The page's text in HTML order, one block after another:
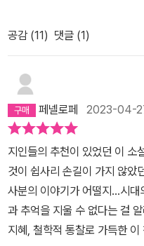
여 속마음을 털어놓기 위해서
손가락 하나를 공중에 세웠다.'
막 부분에 니즈니노브고로드
그러고보면, 호텔에 평생 갇혀
의적으로 택한 것이 아니었을
이 원하는 곳이면 그곳이 어디
으며, 떠나고 싶을때 떠날 수
이를 먹으면서 백작의 멋진 옷
서 입는 장면이 나온다. 얼마전
을 언급해서만은 아니고,노회
지 않는 무엇이어야 한다. 또
의 첫 일기 내용으로 돌아오자
움을 거부하는 태도는 틀려먹
지만 차마 놓지 못했던 것을 이
나 싶어진다. 이런 나 자신이
됐다. 그러나 이제는 배움을
수용하는 중이다. 백작이 니
었듯이.​이 밖에도 하고 싶은
는 끝이 없을 듯하다. 헌데 미
는 구시대의 마지막 신사로
키 식당에서 웨이터 주임으로
문명의 발전을 찬양하지만 반
는 서비스야말로 인간 삶의 근
마 노동해방을 꿈꾸는 볼셰비
시키라고 주장했을 지도 모를
언 반스는 자신의 저작 <소음
았던 천재 음악가 드미트리 쇼
냈다. 그런 반스와는 상대적으
그려냈다. 히틀러를 상대로 한
는, 자신이 경험해보지 못해
때문에 당한 일을 일종의 치욕
난 이 장면을 이해할 수 있을
비숍이란 웨이터, 나중에 차례
그렇지만) 백작과 정 반대의 자
면 나도 그랬다. 책을 읽으면서
정도를 알아두면 참 좋겠다. 조
싸구려 칠레 와인이라도 한 병
심을 잡아야지. 우리나라 사람
터 와인 열풍이 부는 듯했지만,
리 떨어져 있어 그런지 무식한
토프에게 소피야는 친딸만큼
라는 감옥에서 '옥살이'를 해야
삶을 산 셈이다. 말만 잘 듣고
지 호텔에서 안정되고 익숙한
육십 세를 넘긴 어느 날 목숨
를 위해 호텔을 벗어나기로 결
쇼생크 탈출>이 떠올랐다. 이
지도 않은 죄 때문에 억울한
절하지 않고 감옥 생활에 잘
도 사귀고, 간수들의 마음도 얻
름대로 괜찮은 생활을 영위하
유롭게 움직일 수 있는 몸이 있
공감 (11) 댓글 (1)
페넬로페 2023-04-
지인들의 추천이 있었던 이 소
것이 쉽사리 손길이 가지 않았
사분의 이야기가 어떨지...​시
과 추억을 지울 수 없다는 걸
지혜, 철학적 통찰로 가득한